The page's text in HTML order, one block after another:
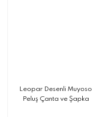
Leopar Desenli Muyoso
Peluş Çanta ve Şapka